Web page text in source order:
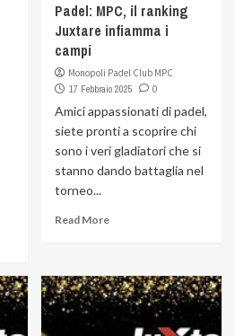
Padel: MPC, il ranking
Juxtare infiamma i
campi
Monopoli Padel Club MPC
17 Febbraio 2025
0
Amici appassionati di padel,
siete pronti a scoprire chi
sono i veri gladiatori che si
stanno dando battaglia nel
torneo...
Read More